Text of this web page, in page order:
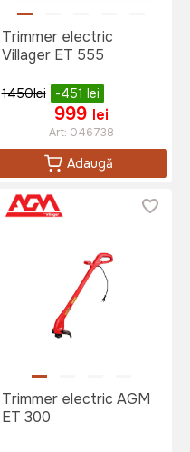
Trimmer electric
Villager ET 555
1450lei -451 lei
999 lei
Art: 046738
Adaugă
Trimmer electric AGM
ET 300